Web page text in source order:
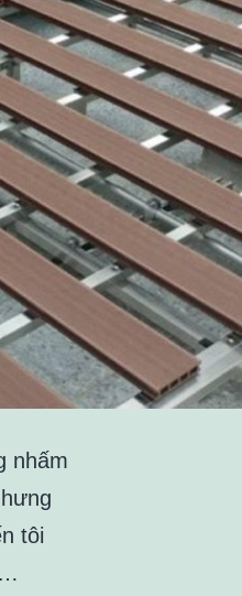
nhấm
tôi